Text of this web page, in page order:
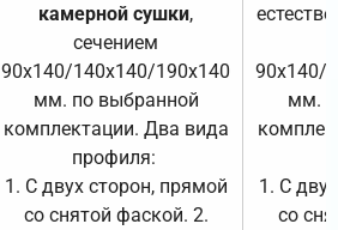
камерной сушки,
сечением
90х140/140х140/190х140
мм. по выбранной
комплектации. Два вида
профиля:
1. С двух сторон, прямой
со снятой фаской. 2.
90х140/
мм.
1. С
со